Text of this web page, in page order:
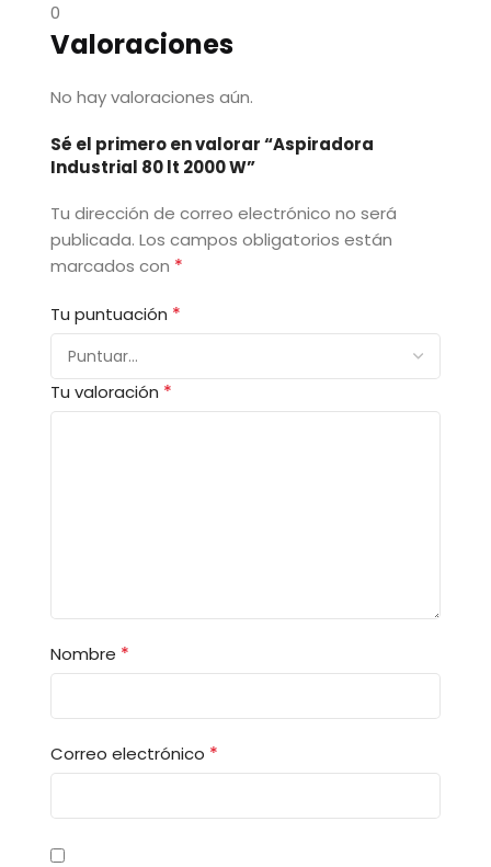
0
Valoraciones
No hay valoraciones aún.
Sé el primero en valorar “Aspiradora
Industrial 80 lt 2000 W”
Tu dirección de correo electrónico no será
publicada. Los campos obligatorios están
marcados con *
Tu puntuación *
Tu valoración *
Nombre *
Correo electrónico *